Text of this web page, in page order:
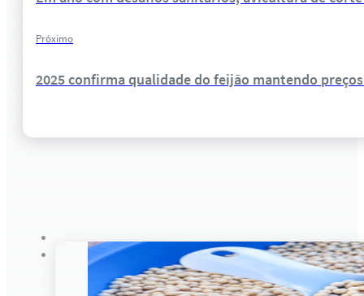
Próximo
2025 confirma qualidade do feijão mantendo